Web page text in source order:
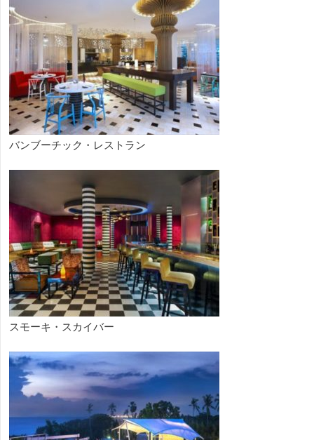
バンブーチック・レストラン
スモーキ・スカイバー